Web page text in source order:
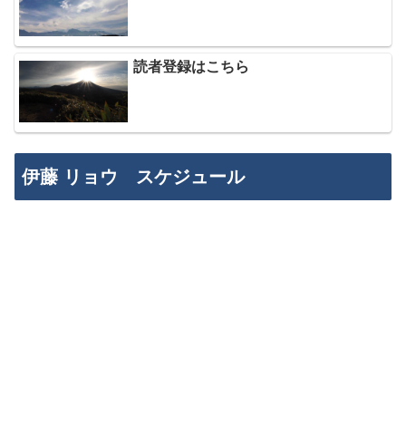
読者登録はこちら
伊藤 リョウ スケジュール